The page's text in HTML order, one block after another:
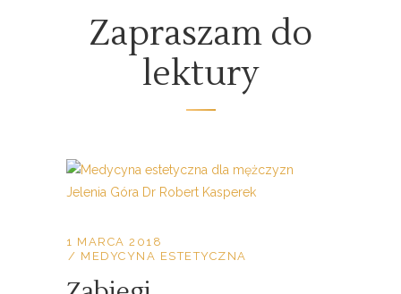
Zapraszam do
lektury
1 MARCA 2018
MEDYCYNA ESTETYCZNA